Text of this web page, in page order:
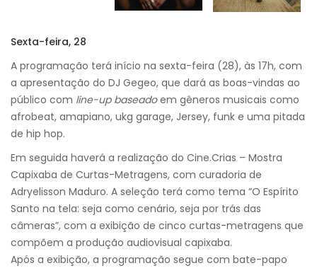
Sexta-feira, 28
A programação terá início na sexta-feira (28), às 17h, com
a apresentação do DJ Gegeo, que dará as boas-vindas ao
público com line-up baseadoem gêneros musicais como
afrobeat, amapiano, ukg garage, Jersey, funk e uma pitada
de hip hop.
Em seguida haverá a realização do Cine.Crias – Mostra
Capixaba de Curtas-Metragens, com curadoria de
Adryelisson Maduro. A seleção terá como tema “O Espírito
Santo na tela: seja como cenário, seja por trás das
câmeras”, com a exibição de cinco curtas-metragens que
compõem a produção audiovisual capixaba.
Após a exibição, a programação segue com bate-papo